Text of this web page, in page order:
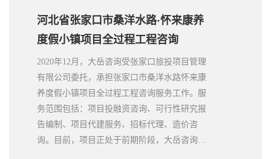
河北省张家口市桑洋水路·怀来康养
度假小镇项目全过程工程咨询
2020年12月，大岳咨询受张家口旅投项目管理
有限公司委托，承担张家口市桑洋水路怀来康
养度假小镇项目全过程工程咨询服务工作。服
务范围包括：项目投融资咨询、可行性研究报
告编制、项目代建服务、招标代理、造价咨
询。目前，项目正处于前期阶段，大岳咨询对